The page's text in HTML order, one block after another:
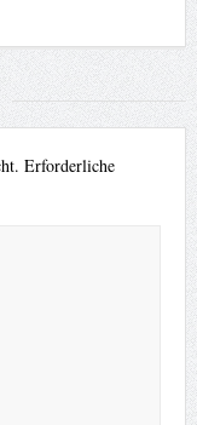
Erforderliche